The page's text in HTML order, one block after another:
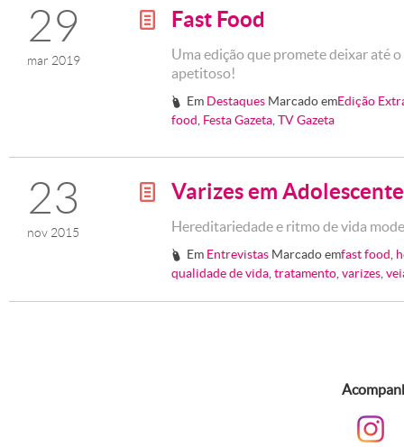
29
mar 2019
g Fast Food
Uma edição que promete deixar até
apetitoso!
# Em Destaques Marcado emEdição
food Festa Gazeta TV Gazeta
23
nov 2015
g Varizes em
Hereditariedade e ritmo de vida
# Em Entrevistas Marcado emfast food
qualidade de vida tratamento varizes